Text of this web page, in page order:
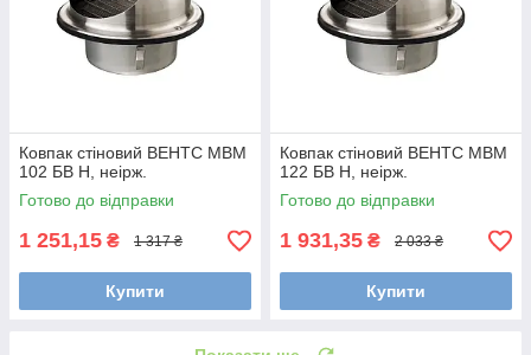
Ковпак стіновий ВЕНТС МВМ
102 БВ Н, неірж.
Готово до відправки
1 251,15 ₴ 1 317 ₴
Купити
Ковпак стіновий ВЕНТС МВМ
122 БВ Н, неірж.
Готово до відправки
1 931,35 ₴ 2 033 ₴
Купити